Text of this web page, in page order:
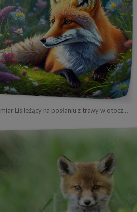
Fototapeta na wymiar Lis leżący na posłaniu z trawy w otoczeniu ziół i kwiatów